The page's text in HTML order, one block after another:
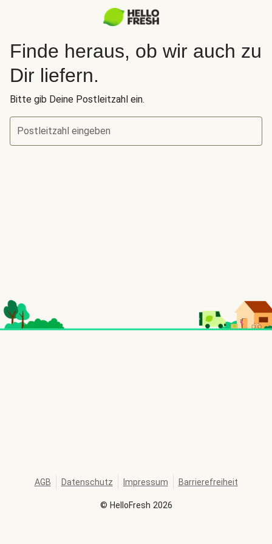
Finde heraus, ob wir auch zu
Dir liefern.
Bitte gib Deine Postleitzahl ein.
Postleitzahl eingeben
© HelloFresh 2026
AGB Datenschutz Impressum Barrierefreiheit